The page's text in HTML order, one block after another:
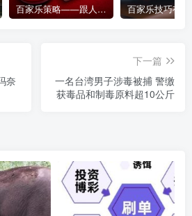
百家乐策略——跟人胜过跟路
奈
下一篇
一名台湾男子涉毒被捕 警缴
获毒品和制毒原料超10公斤